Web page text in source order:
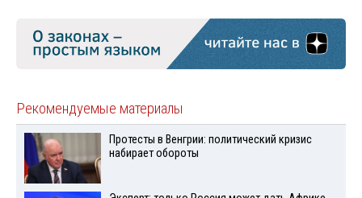
Рекомендуемые материалы
Протесты в Венгрии: политический кризис
набирает обороты